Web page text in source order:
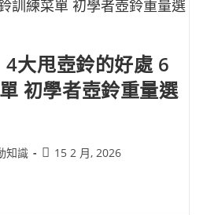
4大甩壺鈴的好處 6
初學者壺鈴重量選
知識 15 2 月, 2026